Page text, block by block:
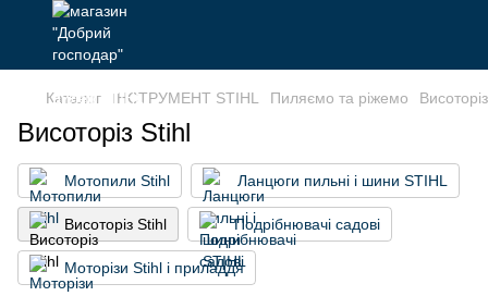
Каталог ІНСТРУМЕНТ STIHL Пиляємо та ріжемо
Висоторіз Stihl
Мотопили Stihl Ланцюги пильні і шини STIHL
Висоторіз Stihl Подрібнювачі садові
Моторізи Stihl і приладдя